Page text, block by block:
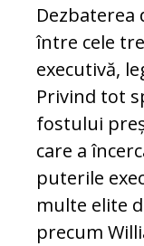
Dezbaterea
între cele
executivă,
Privind tot
fostului
care a
puterile
multe elite
precum